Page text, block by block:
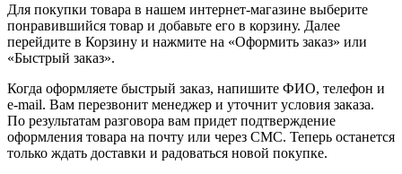
Для покупки товара в нашем интернет-магазине выберите
понравившийся товар и добавьте его в корзину. Далее
перейдите в Корзину и нажмите на «Оформить заказ» или
«Быстрый заказ».
Когда оформляете быстрый заказ, напишите ФИО, телефон и
e-mail. Вам перезвонит менеджер и уточнит условия заказа.
По результатам разговора вам придет подтверждение
оформления товара на почту или через СМС. Теперь останется
только ждать доставки и радоваться новой покупке.